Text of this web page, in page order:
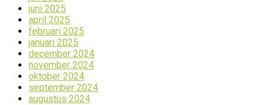
juni 2025
april 2025
februari 2025
januari 2025
december 2024
november 2024
oktober 2024
september 2024
augustus 2024